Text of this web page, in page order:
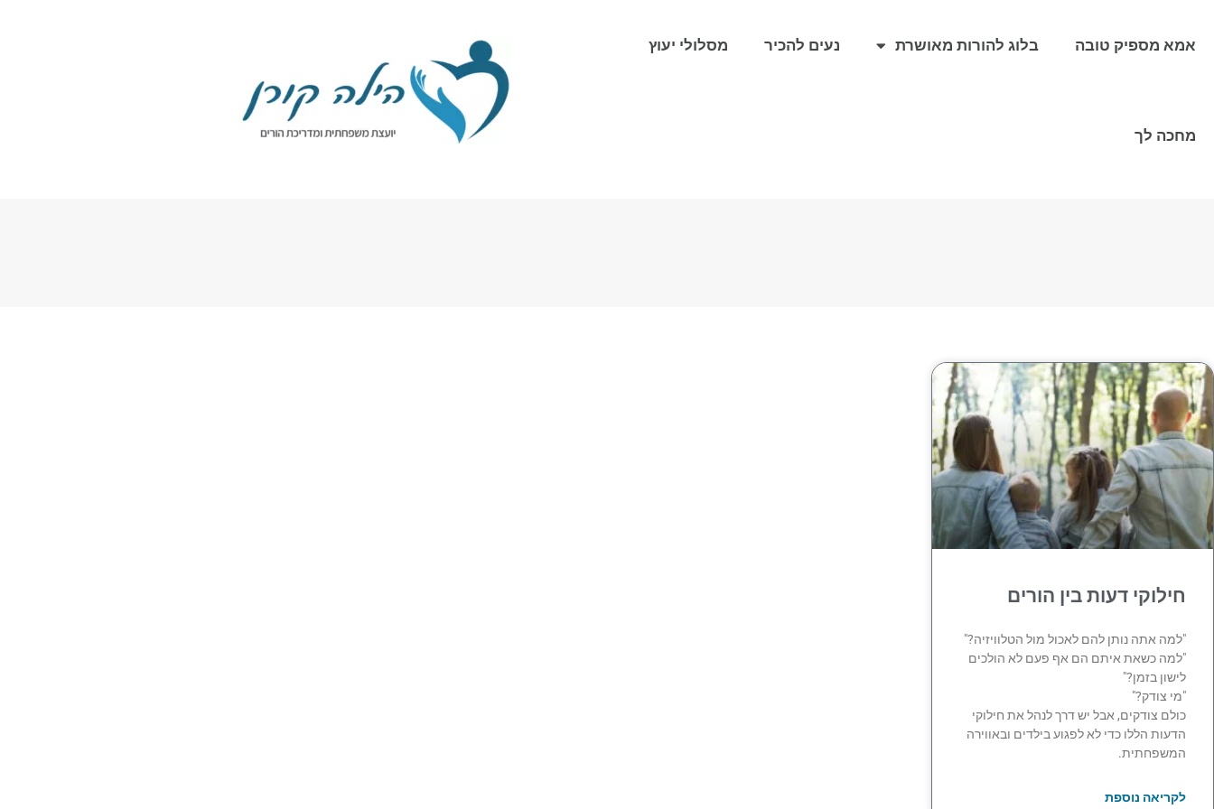
אמא מספיק טובה בלוג להורות מאושרת נעים להכיר מסלולי יעוץ
מחכה לך
חילוקי דעות בין הורים
"למה אתה נותן להם לאכול מול הטלוויזיה?"
"למה כשאת איתם הם אף פעם לא הולכים
לישון בזמן?"
"מי צודק?"
כולם צודקים, אבל יש דרך לנהל את חילוקי
הדעות הללו כדי לא לפגוע בילדים ובאווירה
המשפחתית.
לקריאה נוספת